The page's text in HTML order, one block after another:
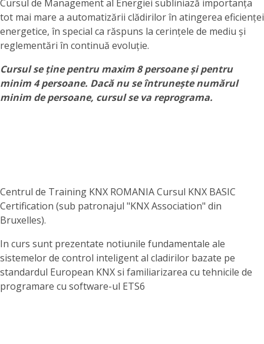
Cursul de Management al Energiei subliniază importanța
tot mai mare a automatizării clădirilor în atingerea eficienței
energetice, în special ca răspuns la cerințele de mediu și
reglementări în continuă evoluție.
Cursul se ține pentru maxim 8 persoane și pentru
minim 4 persoane. Dacă nu se întrunește numărul
minim de persoane, cursul se va reprograma.
Centrul de Training KNX ROMANIA Cursul KNX BASIC
Certification (sub patronajul "KNX Association" din
Bruxelles).
In curs sunt prezentate notiunile fundamentale ale
sistemelor de control inteligent al cladirilor bazate pe
standardul European KNX si familiarizarea cu tehnicile de
programare cu software-ul ETS6